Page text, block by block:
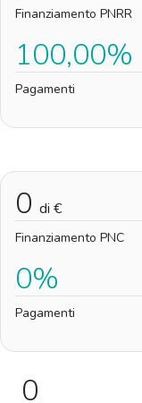
Finanziamento PNRR
100,00%
Pagamenti
0 di €
Finanziamento PNC
0%
Pagamenti
0